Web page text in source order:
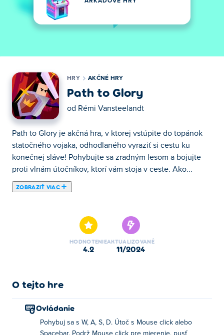
HRY AKČNÉ HRY
Path to Glory
od Rémi Vansteelandt
Path to Glory je akčná hra, v ktorej vstúpite do topánok
statočného vojaka, odhodlaného vyraziť si cestu ku
konečnej sláve! Pohybujte sa zradným lesom a bojujte
proti vlnám útočníkov, ktorí vám stoja v ceste. Ako...
ZOBRAZIŤ VIAC
konečnej sláve! Pohybujte sa zradným lesom a bojujte
proti vlnám útočníkov, ktorí vám stoja v ceste. Ako
postupujete, zdokonaľujte svoje bojové schopnosti,
bitke, kde sa stretnete so samotným kráľom. Porazte ho a
nebezpečenstva, ale máte odvahu a silu dosiahnuť svoj
osud a získať najvyššiu slávu?
HODNOTENIE
4.2
AKTUALIZOVANÉ
11/2024
O tejto hre
Ovládanie
Pohybuj sa s W, A, S, D. Útoč s Mouse click alebo
Spacebar. Podrž Mouse click pre mierenie, pusť